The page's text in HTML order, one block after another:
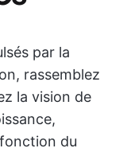
par la
rassemblez
la vision de
du